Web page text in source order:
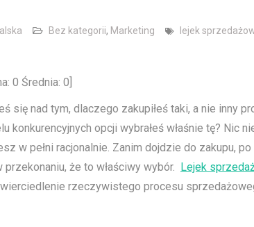
Bez kategorii, Marketing lejek
0 Średnia: 0
się nad tym, dlaczego zakupiłeś taki, a nie inny
konkurencyjnych opcji wybrałeś właśnie tę? Nic
w pełni racjonalnie. Zanim dojdzie do zakupu,
że to właściwy wybór. Lejek
rzeczywistego procesu